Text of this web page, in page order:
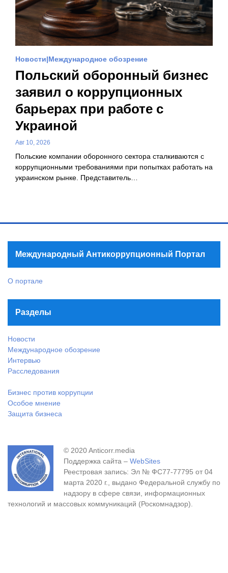
Новости Международное обозрение
Польский оборонный бизнес
заявил о коррупционных
барьерах при работе с
Украиной
Авг 10, 2026
Польские компании оборонного сектора сталкиваются с
коррупционными требованиями при попытках работать на
украинском рынке. Представитель…
Международный Антикоррупционный Портал
О портале
Разделы
Новости
Международное обозрение
Интервью
Расследования
Бизнес против коррупции
Особое мнение
Защита бизнеса
© 2020 Anticorr.media
Поддержка сайта – WebSites
Реестровая запись: Эл № ФС77-77795 от 04
марта 2020 г., выдано Федеральной службу по
надзору в сфере связи, информационных
технологий и массовых коммуникаций (Роскомнадзор).